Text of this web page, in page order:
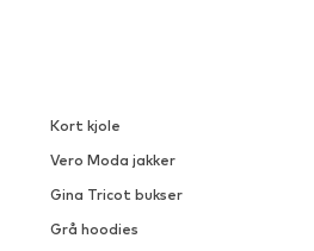
Kort kjole
Vero Moda jakker
Gina Tricot bukser
Grå hoodies